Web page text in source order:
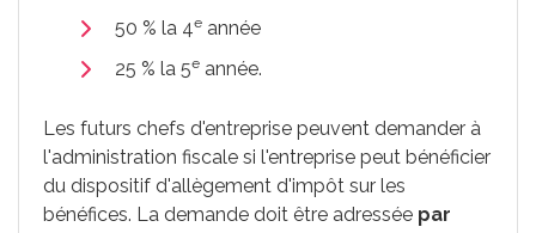
50 % la 4e année
25 % la 5e année.
Les futurs chefs d'entreprise peuvent demander à
l'administration fiscale si l'entreprise peut bénéficier
du dispositif d'allègement d'impôt sur les
bénéfices. La demande doit être adressée par